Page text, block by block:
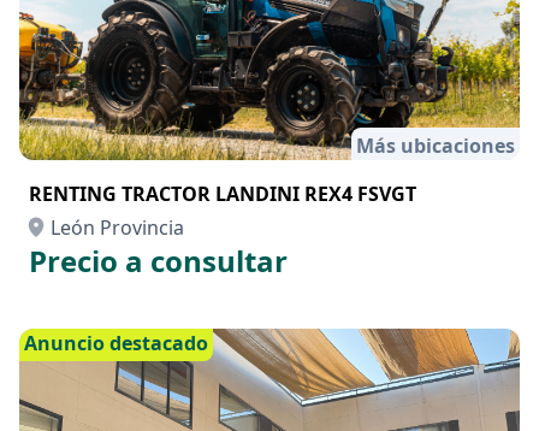
Más ubicaciones
RENTING TRACTOR LANDINI REX4 FSVGT
León Provincia
Precio a consultar
Anuncio destacado